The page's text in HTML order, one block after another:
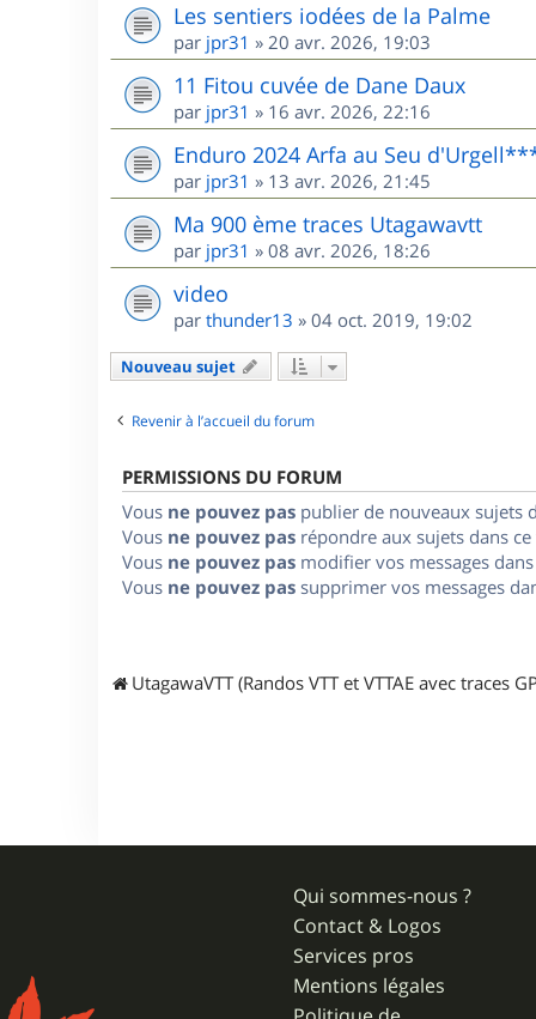
Les sentiers iodées de la Palme
par jpr31 » 20 avr. 2026, 19:03
11 Fitou cuvée de Dane Daux
par jpr31 » 16 avr. 2026, 22:16
Enduro 2024 Arfa au Seu
par jpr31 » 13 avr. 2026, 21:45
Ma 900 ème traces Utagawavtt
par jpr31 » 08 avr. 2026, 18:26
video
par thunder13 » 04 oct. 2019, 19:02
Nouveau sujet
Revenir à l’accueil du forum
PERMISSIONS DU FORUM
Vous ne pouvez pas publier de nouveaux sujets
Vous ne pouvez pas répondre aux sujets dans
Vous ne pouvez pas modifier vos messages
Vous ne pouvez pas supprimer vos messages
UtagawaVTT (Randos VTT et VTTAE avec traces
Qui sommes-nous ?
Contact & Logos
Services pros
Mentions légales